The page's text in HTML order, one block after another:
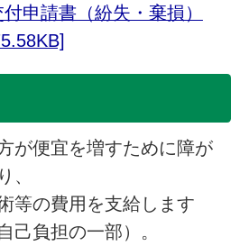
申請書（紛失・棄損）
が便宜を増すために障が
、
等の費用を支給します
己負担の一部）。